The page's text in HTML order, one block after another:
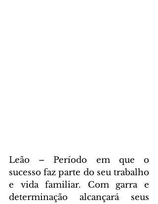
Leão – Período em que o
sucesso faz parte do seu trabalho
e vida familiar. Com garra e
determinação alcançará seus